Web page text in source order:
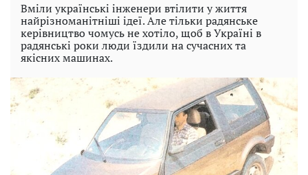
Вміли українські інженери втілити у життя
найрізноманітніші ідеї. Але тільки радянське
керівництво чомусь не хотіло, щоб в Україні в
радянські роки люди їздили на сучасних та
якісних машинах.